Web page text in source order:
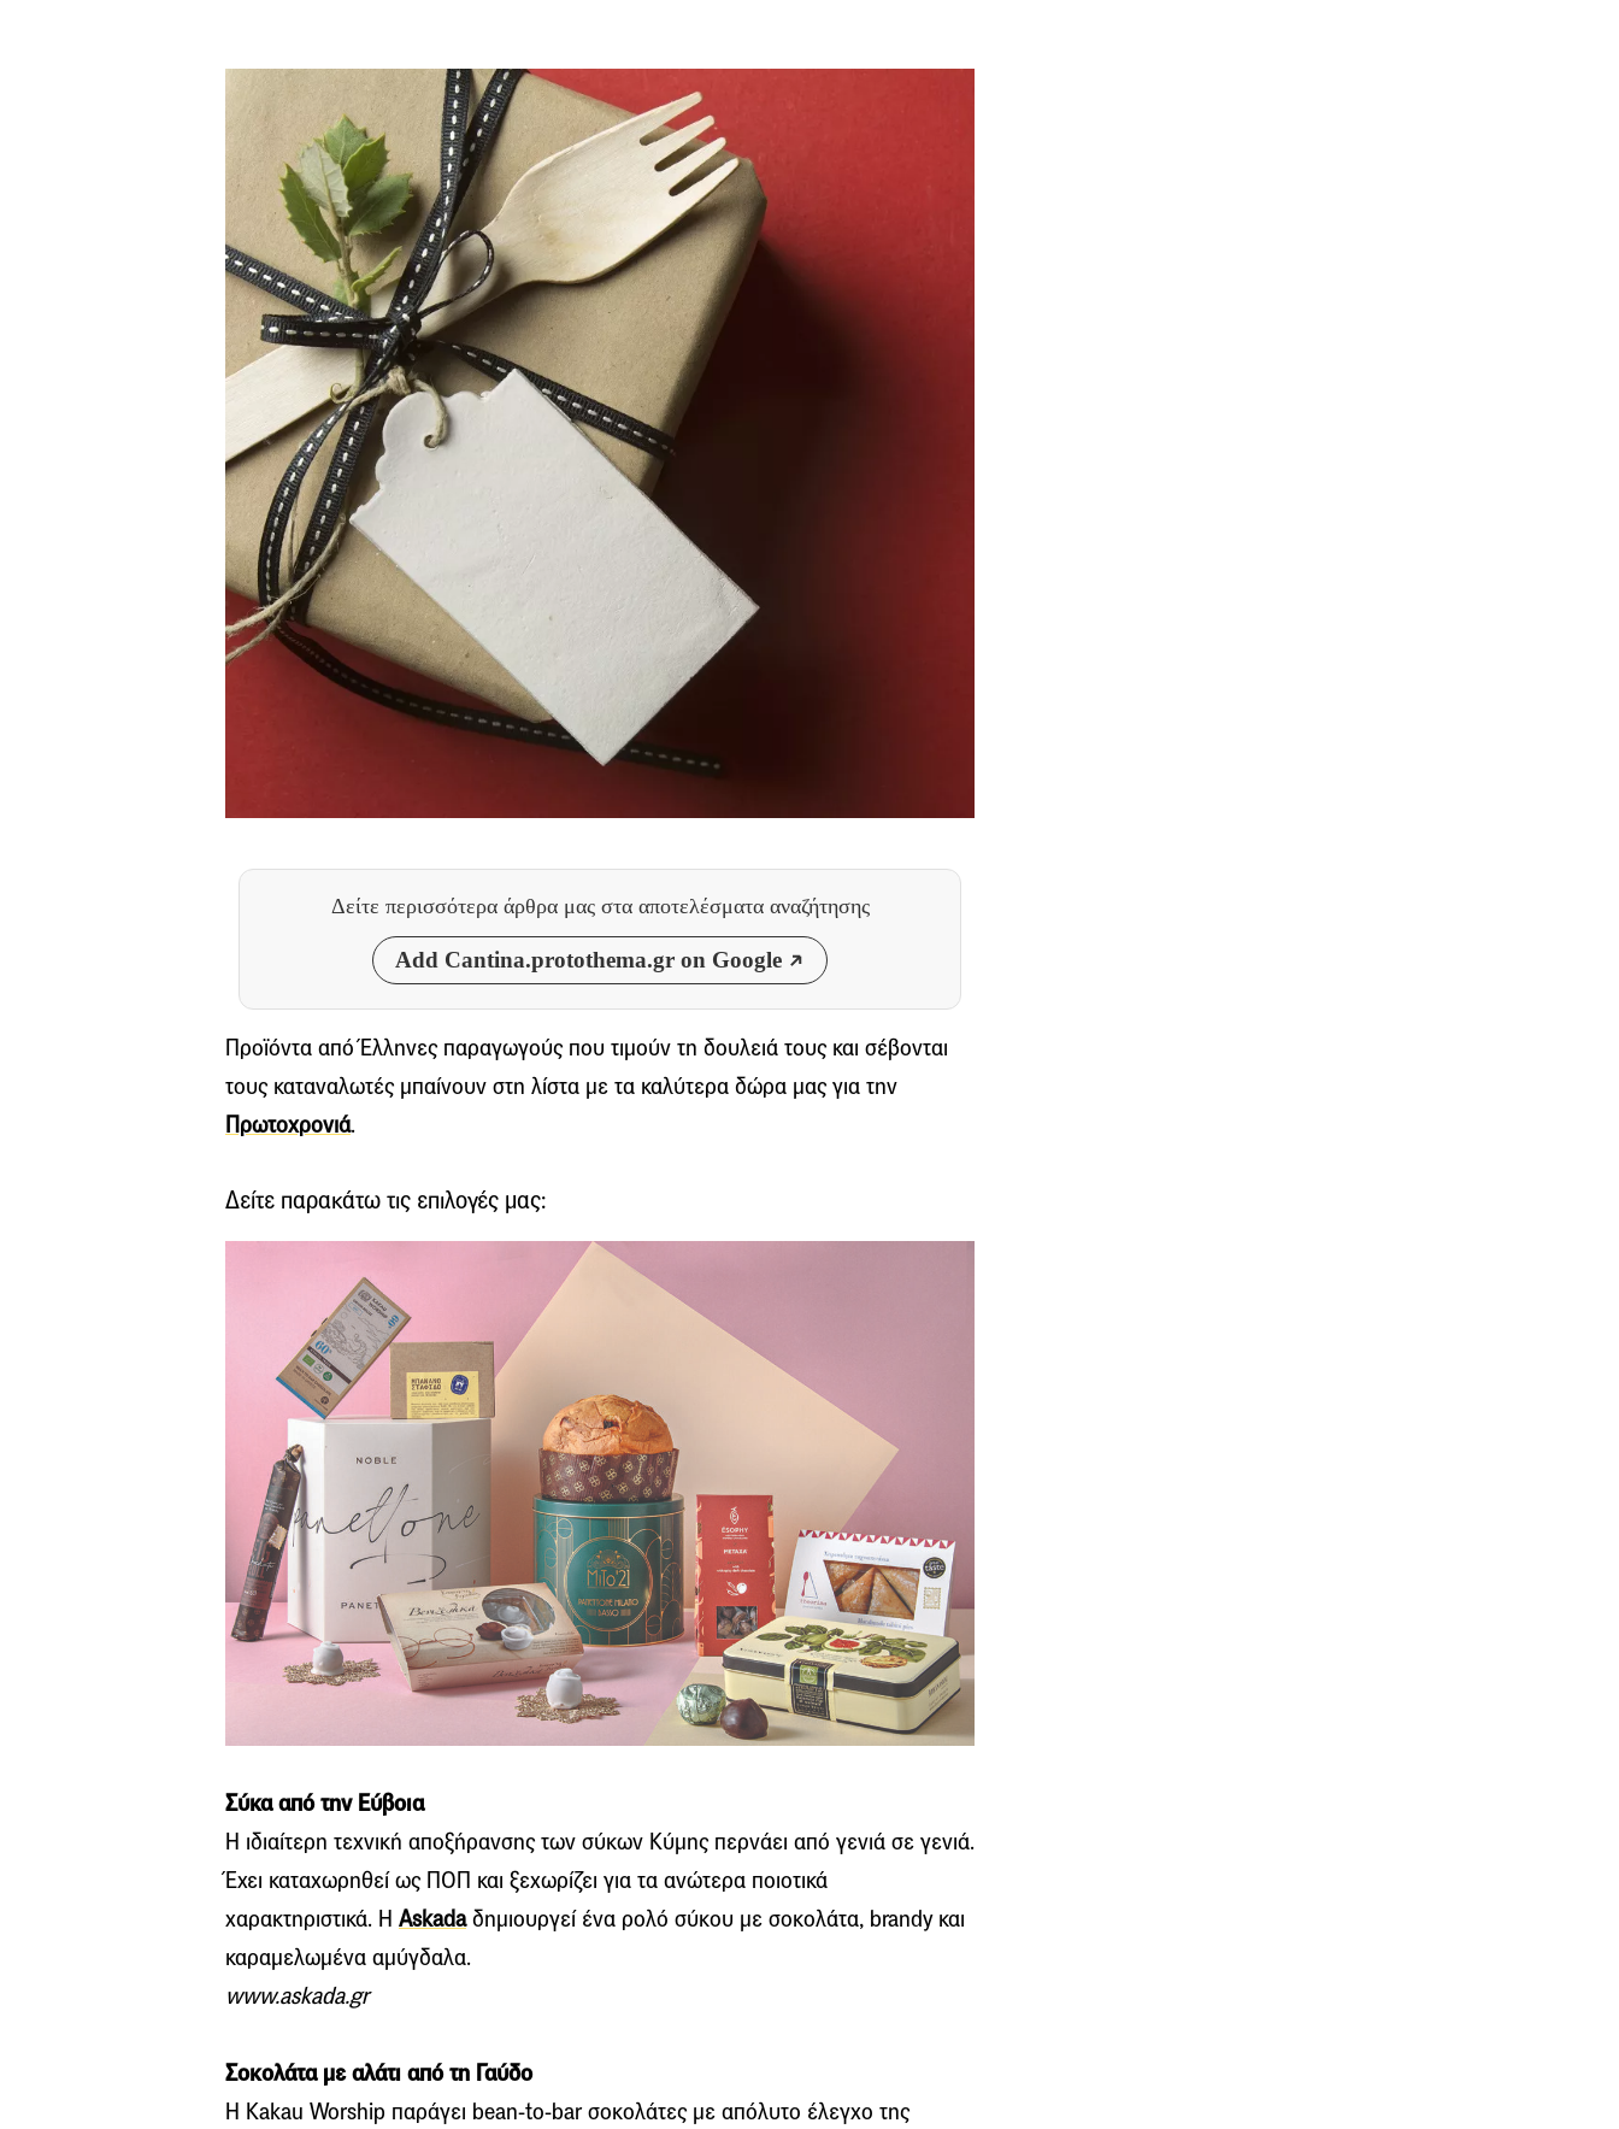
Δείτε περισσότερα άρθρα μας στα αποτελέσματα αναζήτησης
Add Cantina.protothema.gr on Google
Προϊόντα από Έλληνες παραγωγούς που τιμούν τη δουλειά τους και σέβονται
τους καταναλωτές μπαίνουν στη λίστα με τα καλύτερα δώρα μας για την
Πρωτοχρονιά.
Δείτε παρακάτω τις επιλογές μας:
Σύκα από την Εύβοια
Η ιδιαίτερη τεχνική αποξήρανσης των σύκων Κύμης περνάει από γενιά σε γενιά.
Έχει καταχωρηθεί ως ΠΟΠ και ξεχωρίζει για τα ανώτερα ποιοτικά
χαρακτηριστικά. Η Askadaδημιουργεί ένα ρολό σύκου με σοκολάτα, brandy και
καραμελωμένα αμύγδαλα.
www.askada.gr
Σοκολάτα με αλάτι από τη Γαύδο
Η Kakau Worship παράγει bean-to-bar σοκολάτες με απόλυτο έλεγχο της